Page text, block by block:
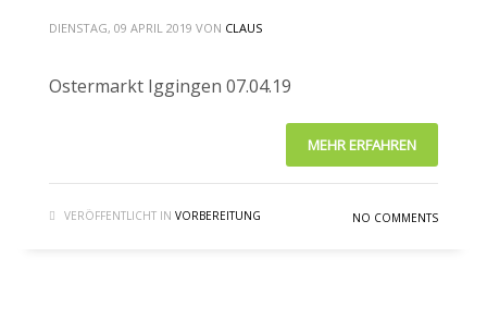
DIENSTAG, 09 APRIL 2019 VON CLAUS
Ostermarkt Iggingen 07.04.19
MEHR ERFAHREN
VERÖFFENTLICHT IN VORBEREITUNG NO COMMENTS